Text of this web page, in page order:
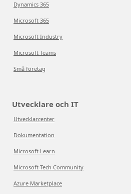
Dynamics 365
Microsoft 365
Microsoft Industry
Microsoft Teams
Små företag
Utvecklare och IT
Utvecklarcenter
Dokumentation
Microsoft Learn
Microsoft Tech Community
Azure Marketplace